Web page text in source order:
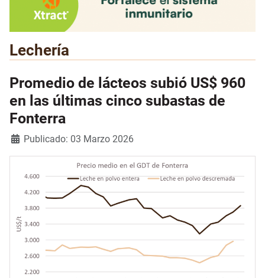
Lechería
Promedio de lácteos subió US$ 960
en las últimas cinco subastas de
Fonterra
Detalles
Publicado: 03 Marzo 2026